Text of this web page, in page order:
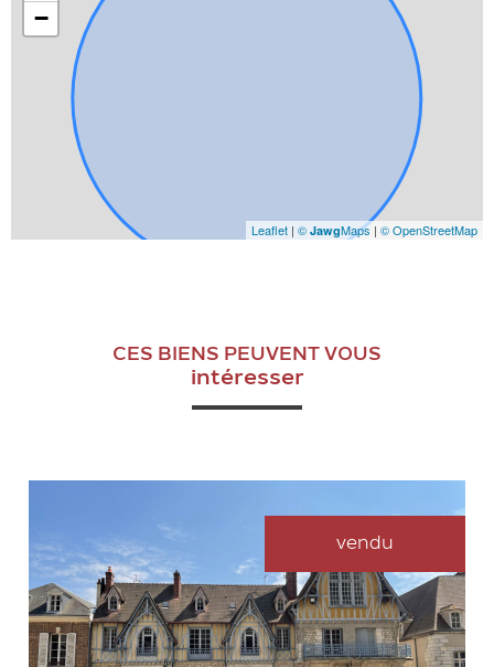
−
Leaflet | © JawgMaps | © OpenStreetMap
CES BIENS PEUVENT VOUS
intéresser
vendu
VOIR LE BIEN